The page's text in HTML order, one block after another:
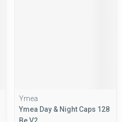
Ymea
Ymea Day & Night Caps 128